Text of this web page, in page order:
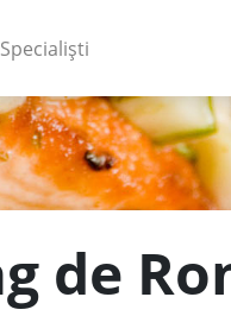
Specialiști
de